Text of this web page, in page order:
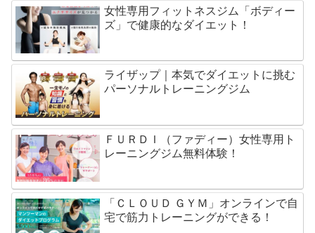
女性専用フィットネスジム「ボディー
ズ」で健康的なダイエット！
ライザップ｜本気でダイエットに挑む
パーソナルトレーニングジム
ＦＵＲＤＩ（ファディー）女性専用ト
レーニングジム無料体験！
「ＣＬＯＵＤ ＧＹＭ」オンラインで自
宅で筋力トレーニングができる！